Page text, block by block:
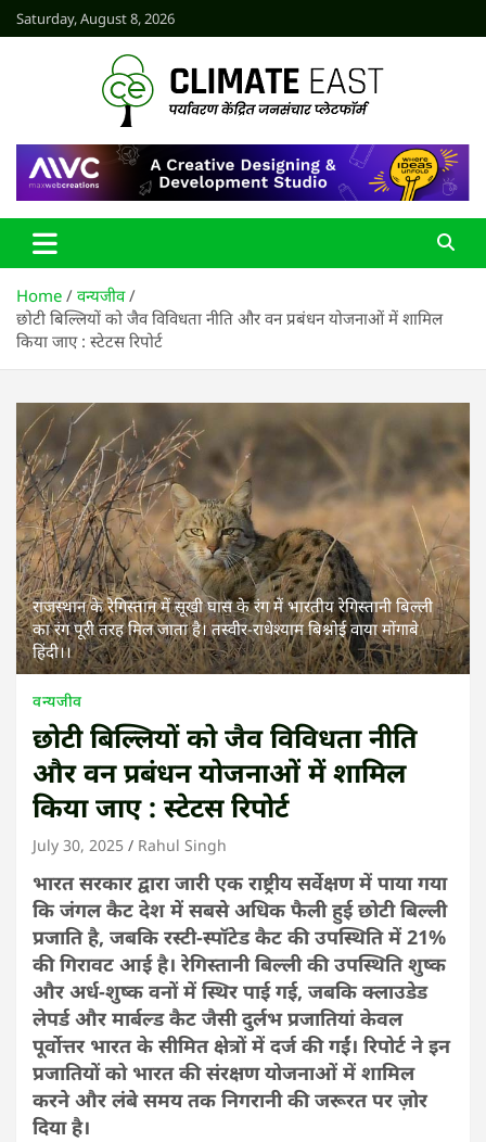
Skip
to
Saturday, August 8, 2026
CLIMATE EAST
Home
वन्यजीव
छोटी बिल्लियों को जैव विविधता नीति और वन प्रबंधन योजनाओं में शामिल
किया जाए : स्टेटस रिपोर्ट
राजस्थान के रेगिस्तान में सूखी घास के रंग में भारतीय रेगिस्तानी बिल्ली
का रंग पूरी तरह मिल जाता है। तस्वीर-राधेश्याम बिश्नोई वाया मोंगाबे
हिंदी।।
वन्यजीव
छोटी बिल्लियों को जैव विविधता नीति
और वन प्रबंधन योजनाओं में शामिल
किया जाए : स्टेटस रिपोर्ट
July 30, 2025 Rahul Singh
भारत सरकार द्वारा जारी एक राष्ट्रीय सर्वेक्षण में पाया गया
कि जंगल कैट देश में सबसे अधिक फैली हुई छोटी बिल्ली
प्रजाति है, जबकि रस्‍टी-स्‍पॉटेड कैट की उपस्थिति में 21%
की गिरावट आई है। रेगिस्तानी बिल्ली की उपस्थिति शुष्क
और अर्ध-शुष्क वनों में स्थिर पाई गई, जबकि क्लाउडेड
लेपर्ड और मार्बल्ड कैट जैसी दुर्लभ प्रजातियां केवल
पूर्वोत्तर भारत के सीमित क्षेत्रों में दर्ज की गईं। रिपोर्ट ने इन
प्रजातियों को भारत की संरक्षण योजनाओं में शामिल
करने और लंबे समय तक निगरानी की जरूरत पर ज़ोर
दिया है।